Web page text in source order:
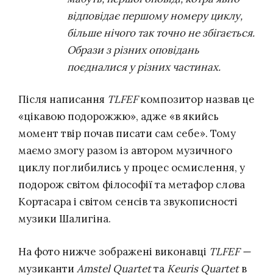
відповідає першому номеру циклу,
більше нічого так точно не збігається.
Образи з різних оповідань
поєдналися у різних частинах.
Після написання TLFEFкомпозитор назвав це
«цікавою подорожжю», адже «в якийсь
момент твір почав писати сам себе». Тому
маємо змогу разом із автором музичного
циклу поглибились у процес осмислення, у
подорож світом філософії та метафор слова
Кортасара і світом сенсів та звукописності
музики Шалигіна.
На фото нижче зображені виконавці TLFEF —
музиканти Amstel Quartetта Keuris Quartetв